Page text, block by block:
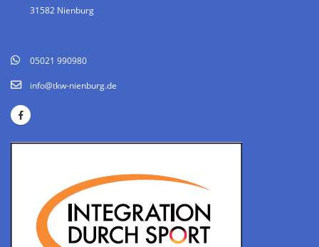
31582 Nienburg
05021 990980
info@tkw-nienburg.de